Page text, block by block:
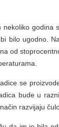
godina
bilo ugodno.
od
se
bude u
razvijaju